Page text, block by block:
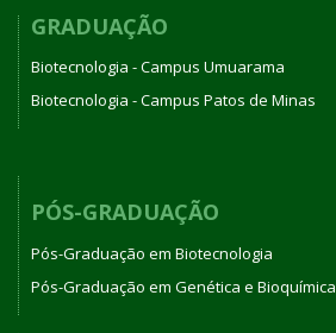
GRADUAÇÃO
Biotecnologia - Campus Umuarama
Biotecnologia - Campus Patos de Minas
PÓS-GRADUAÇÃO
Pós-Graduação em Biotecnologia
Pós-Graduação em Genética e Bioquímica